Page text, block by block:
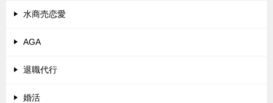
水商売恋愛
AGA
退職代行
婚活